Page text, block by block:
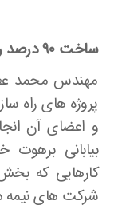
ساخت ۹۰ درصد راهها توسط بخش خصوصی
مهندس محمد
پروژه ­های راه
و اعضای آن
بیابانی
کارهایی که
شرکت های نیمه